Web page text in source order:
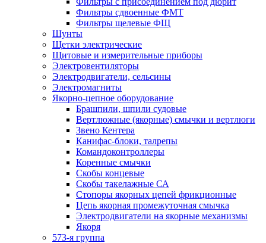
Фильтры сдвоенные ФМТ
Фильтры щелевые ФЩ
Шунты
Щетки электрические
Щитовые и измерительные приборы
Электровентиляторы
Электродвигатели, сельсины
Электромагниты
Якорно-цепное оборудование
Брашпили, шпили судовые
Вертлюжные (якорные) смычки и вертлюги
Звено Кентера
Канифас-блоки, талрепы
Командоконтроллеры
Коренные смычки
Скобы концевые
Скобы такелажные СА
Стопоры якорных цепей фрикционные
Цепь якорная промежуточная смычка
Электродвигатели на якорные механизмы
Якоря
573-я группа